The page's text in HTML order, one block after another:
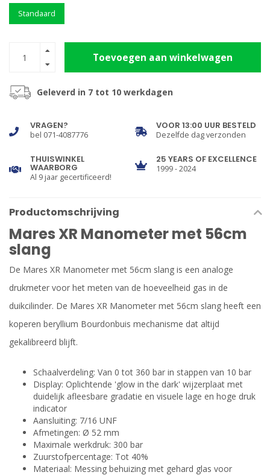
Standaard
Toevoegen aan winkelwagen
Geleverd in 7 tot 10 werkdagen
VRAGEN?
bel 071-4087776
VOOR 13:00 UUR BESTELD
Dezelfde dag verzonden
THUISWINKEL
WAARBORG
Al 9 jaar gecertificeerd!
25 YEARS OF EXCELLENCE
1999 - 2024
Productomschrijving
Mares XR Manometer met 56cm
slang
De Mares XR Manometer met 56cm slang is een analoge
drukmeter voor het meten van de hoeveelheid gas in de
duikcilinder. De Mares XR Manometer met 56cm slang heeft een
koperen beryllium Bourdonbuis mechanisme dat altijd
gekalibreerd blijft.
Schaalverdeling: Van 0 tot 360 bar in stappen van 10 bar
Display: Oplichtende 'glow in the dark' wijzerplaat met
duidelijk afleesbare gradatie en visuele lage en hoge druk
indicator
Aansluiting: 7/16 UNF
Afmetingen: Ø 52 mm
Maximale werkdruk: 300 bar
Zuurstofpercentage: Tot 40%
Materiaal: Messing behuizing met gehard glas voor